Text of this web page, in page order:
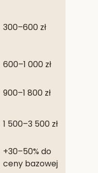
300–600 zł
600–1 000 zł
900–1 800 zł
1 500–3 500 zł
+30–50% do
ceny bazowej